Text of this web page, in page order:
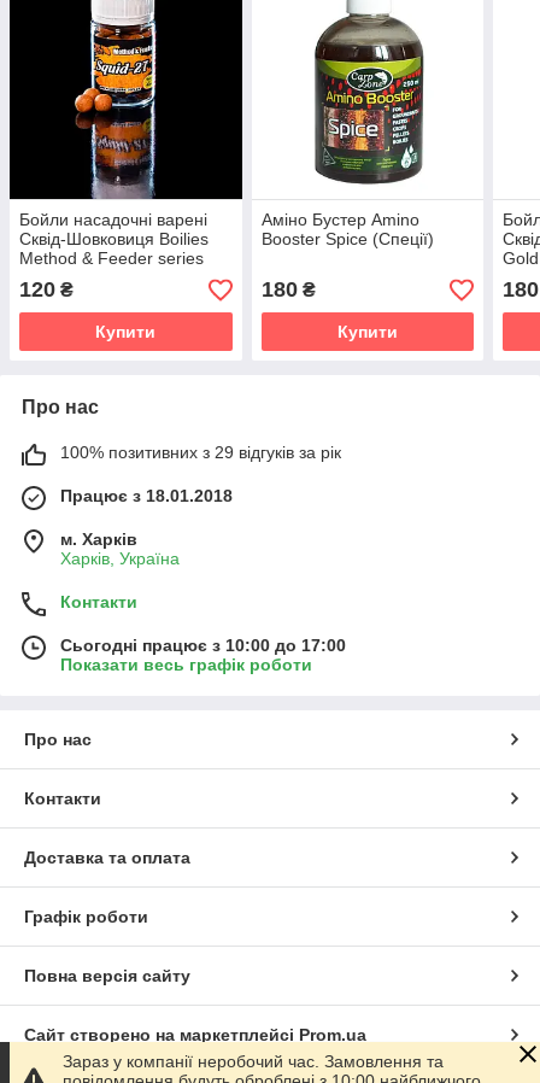
Бойли насадочні варені
Сквід-Шовковиця Boilies
Method & Feeder series
Instant Squid-2T
11mm/40pc
120 ₴
Купити
Аміно Бустер Amino
Booster Spice (Спеції)
180₴
Купити
180
Про нас
100% позитивних з 29 відгуків за рік
Працює з 18.01.2018
м. Харків
Харків, Україна
Контакти
Сьогодні працює з 10:00 до 17:00
Показати весь графік роботи
Про нас
Контакти
Доставка та оплата
Графік роботи
Повна версія сайту
Сайт створено на маркетплейсі Prom.ua
Зараз у компанії неробочий час. Замовлення та